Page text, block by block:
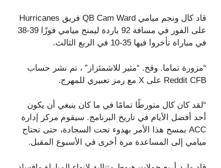
قاد كال ونجم ميامي QB Cam Ward فريق Hurricanes
على الفور في مسافة 92 ياردة ليمنح ميامي فوزًا 39-38
في مباراة تأخروا فيها 35-10 في الربع الثالث.
“مزورة تماما. وقح. “مثير للاشمئزاز” ، تم نشر حساب
Reddit CFB على X مع رمز تعبيري للمهرج.
“لقد كان كال متورطًا تمامًا في ما كان ينبغي أن يكون
أحد أفضل الأيام في تاريخ البرنامج. سيقوم مركز إدارة
ACC بمسح هذا الأمر بهدوء تحت السجادة، حتى تحتاج
ميامي إلى المساعدة مرة أخرى في الأسبوع المقبل.